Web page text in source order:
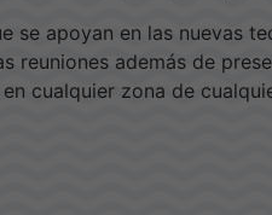
se apoyan en las nuevas
reuniones además de
cualquier zona de